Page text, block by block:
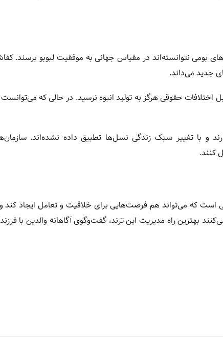
نتوانسته‌اند در مقیاس جهانی به موفقیت لبوبو برسند.
جدید می‌داند.
اختلافات حقوقی هرگز به تولید انبوه نرسید. در حالی که
و با تغییر سبک زندگی نسل‌ها تطبیق داده نشده‌اند.
کنند.
است که می‌تواند هم فرصت‌هایی برای خلاقیت و تعامل ایجاد کند
بهترین راه مدیریت این ترند، گفت‌وگوی آگاهانه والدین با